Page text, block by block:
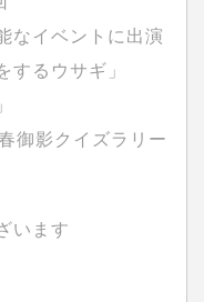
なイベントに出演
するウサギ」
御影クイズラリー
います